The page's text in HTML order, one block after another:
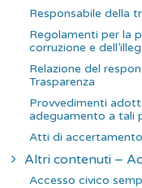
Responsabile della
Regolamenti per la
corruzione e
Relazione del
Trasparenza
Provvedimenti
adeguamento a tali
Atti di
Altri contenuti –
Accesso civico